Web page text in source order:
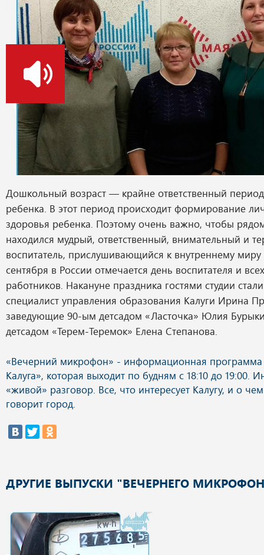
Дошкольный возраст — крайне ответственный
ребенка. В этот период происходит формирование
здоровья ребенка. Поэтому очень важно, чтобы
находился мудрый, ответственный, внимательный и
воспитатель, прислушивающийся к внутреннему миру
сентября в России отмечается день воспитателя и
работников. Накануне праздника гостями студии
специалист управления образования Калуги Ирина
заведующие 90-ым детсадом «Ласточка» Юлия
детсадом «Терем-Теремок» Елена Степанова.
«Вечерний микрофон» - информационная программа
Калуга», которая выходит по будням с 18:10 до 19:00.
«живой» разговор. Все, что интересует Калугу, и о
говорит город.
ДРУГИЕ ВЫПУСКИ "ВЕЧЕРНЕГО